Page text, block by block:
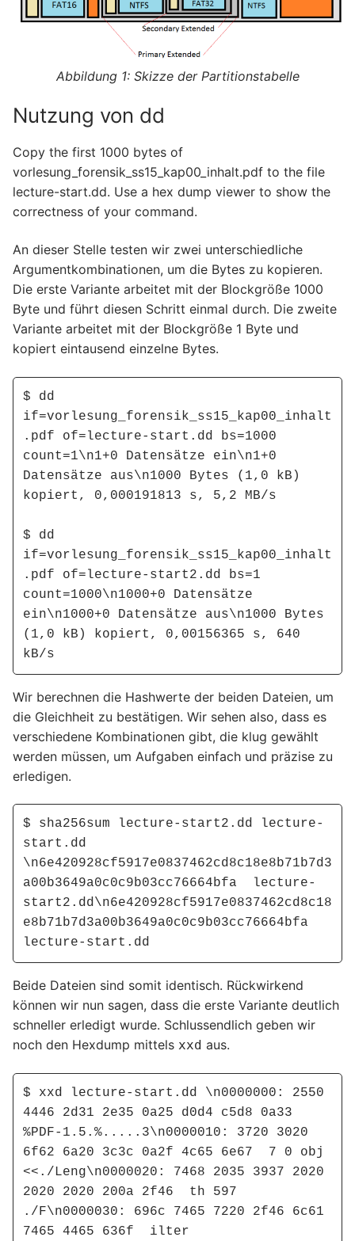
Skizze der Partitionstabelle
Nutzung von dd
Copy the first 1000 bytes of
vorlesung_forensik_ss15_kap00_inhalt.pdf to the file
lecture-start.dd. Use a hex dump viewer to show the
correctness of your command.
An dieser Stelle testen wir zwei unterschiedliche
Argumentkombinationen, um die Bytes zu kopieren.
Die erste Variante arbeitet mit der Blockgröße 1000
Byte und führt diesen Schritt einmal durch. Die zweite
Variante arbeitet mit der Blockgröße 1 Byte und
kopiert eintausend einzelne Bytes.
$ dd
if=vorlesung_forensik_ss15_kap00_inhalt
.pdf of=lecture-start.dd bs=1000
count=1\n1+0 Datensätze ein\n1+0
Datensätze aus\n1000 Bytes (1,0 kB)
kopiert, 0,000191813 s, 5,2 MB/s
$ dd
if=vorlesung_forensik_ss15_kap00_inhalt
.pdf of=lecture-start2.dd bs=1
count=1000\n1000+0 Datensätze
ein\n1000+0 Datensätze aus\n1000 Bytes
(1,0 kB) kopiert, 0,00156365 s, 640
kB/s
Wir berechnen die Hashwerte der beiden Dateien, um
die Gleichheit zu bestätigen. Wir sehen also, dass es
verschiedene Kombinationen gibt, die klug gewählt
werden müssen, um Aufgaben einfach und präzise zu
erledigen.
$ sha256sum lecture-start2.dd lecture-
start.dd
\n6e420928cf5917e0837462cd8c18e8b71b7d3
a00b3649a0c0c9b03cc76664bfa  lecture-
start2.dd\n6e420928cf5917e0837462cd8c18
e8b71b7d3a00b3649a0c0c9b03cc76664bfa
lecture-start.dd
Beide Dateien sind somit identisch. Rückwirkend
können wir nun sagen, dass die erste Variante deutlich
schneller erledigt wurde. Schlussendlich geben wir
noch den Hexdump mittels xxd aus.
$ xxd lecture-start.dd \n0000000: 2550
4446 2d31 2e35 0a25 d0d4 c5d8 0a33
%PDF-1.5.%.....3\n0000010: 3720 3020
6f62 6a20 3c3c 0a2f 4c65 6e67  7 0 obj
<<./Leng\n0000020: 7468 2035 3937 2020
2020 2020 200a 2f46  th 597
./F\n0000030: 696c 7465 7220 2f46 6c61
7465 4465 636f  ilter